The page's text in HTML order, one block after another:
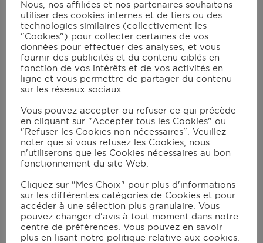
Recouvrez une plaque de papier
sulfurisé. Versez ce crumble sur la
plaque et enfournez-le pendant 8
min. Séparez les blancs des jaunes
d’œuf en réservant les jaunes dans
Dans le bol du robot muni du
batteur, versez les blancs et une
pincée de sel. Verrouillez le
couvercle sans le bouchon et lancez
le mode manuel en vitesse 7
pendant 8 min.
Nous, nos affiliées et nos partenaires souhaitons
utiliser des cookies internes et de tiers ou des
technologies similaires (collectivement les
"Cookies") pour collecter certaines de vos
données pour effectuer des analyses, et vous
fournir des publicités et du contenu ciblés en
fonction de vos intérêts et de vos activités en
ligne et vous permettre de partager du contenu
sur les réseaux sociaux
Vous pouvez accepter ou refuser ce qui précède
en cliquant sur "Accepter tous les Cookies" ou
"Refuser les Cookies non nécessaires". Veuillez
noter que si vous refusez les Cookies, nous
n'utiliserons que les Cookies nécessaires au bon
fonctionnement du site Web.
Cliquez sur "Mes Choix" pour plus d'informations
sur les différentes catégories de Cookies et pour
accéder à une sélection plus granulaire. Vous
pouvez changer d'avis à tout moment dans notre
centre de préférences. Vous pouvez en savoir
plus en lisant notre politique relative aux cookies.